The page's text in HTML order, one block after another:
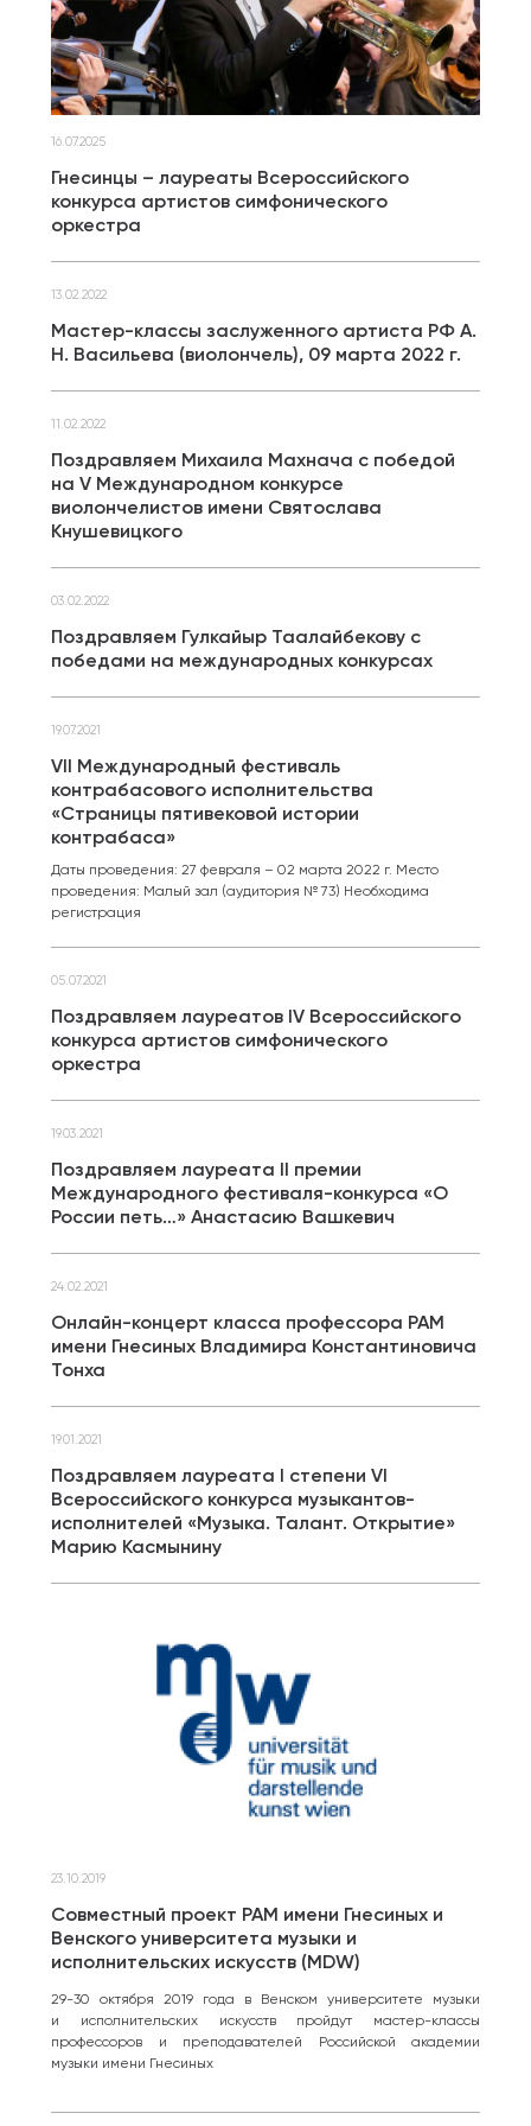
16.07.2025
Гнесинцы – лауреаты Всероссийского
конкурса артистов симфонического
оркестра
13.02.2022
Мастер-классы заслуженного артиста РФ А.
Н. Васильева (виолончель), 09 марта 2022 г.
11.02.2022
Поздравляем Михаила Махнача с победой
на V Международном конкурсе
виолончелистов имени Святослава
Кнушевицкого
03.02.2022
Поздравляем Гулкайыр Таалайбекову с
победами на международных конкурсах
19.07.2021
VII Международный фестиваль
контрабасового исполнительства
«Страницы пятивековой истории
контрабаса»
Даты проведения: 27 февраля – 02 марта 2022 г. Место
проведения: Малый зал (аудитория № 73) Необходима
регистрация
05.07.2021
Поздравляем лауреатов IV Всероссийского
конкурса артистов симфонического
оркестра
19.03.2021
Поздравляем лауреата II премии
Международного фестиваля-конкурса «О
России петь…» Анастасию Вашкевич
24.02.2021
Онлайн-концерт класса профессора РАМ
имени Гнесиных Владимира Константиновича
Тонха
19.01.2021
Поздравляем лауреата I степени VI
Всероссийского конкурса музыкантов-
исполнителей «Музыка. Талант. Открытие»
Марию Касмынину
23.10.2019
Совместный проект РАМ имени Гнесиных и
Венского университета музыки и
исполнительских искусств (MDW)
29-30 октября 2019 года в Венском университете музыки
и исполнительских искусств пройдут мастер-классы
профессоров и преподавателей Российской академии
музыки имени Гнесиных